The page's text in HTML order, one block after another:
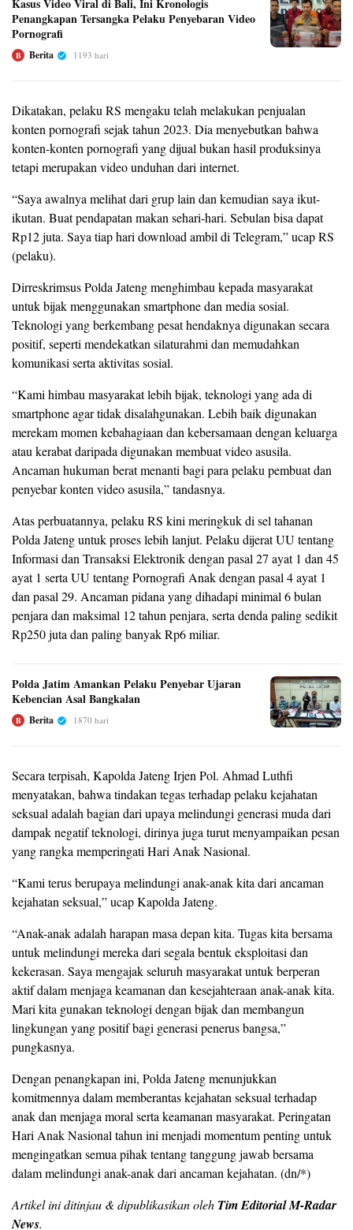
Kasus Video Viral di Bali, Ini Kronologis
Penangkapan Tersangka Pelaku Penyebaran Video
Pornografi
B Berita 1193 hari
Dikatakan, pelaku RS mengaku telah melakukan penjualan
konten pornografi sejak tahun 2023. Dia menyebutkan bahwa
konten-konten pornografi yang dijual bukan hasil produksinya
tetapi merupakan video unduhan dari internet.
“Saya awalnya melihat dari grup lain dan kemudian saya ikut-
ikutan. Buat pendapatan makan sehari-hari. Sebulan bisa dapat
Rp12 juta. Saya tiap hari download ambil di Telegram,” ucap RS
(pelaku).
Dirreskrimsus Polda Jateng menghimbau kepada masyarakat
untuk bijak menggunakan smartphone dan media sosial.
Teknologi yang berkembang pesat hendaknya digunakan secara
positif, seperti mendekatkan silaturahmi dan memudahkan
komunikasi serta aktivitas sosial.
“Kami himbau masyarakat lebih bijak, teknologi yang ada di
smartphone agar tidak disalahgunakan. Lebih baik digunakan
merekam momen kebahagiaan dan kebersamaan dengan keluarga
atau kerabat daripada digunakan membuat video asusila.
Ancaman hukuman berat menanti bagi para pelaku pembuat dan
penyebar konten video asusila,” tandasnya.
Atas perbuatannya, pelaku RS kini meringkuk di sel tahanan
Polda Jateng untuk proses lebih lanjut. Pelaku dijerat UU tentang
Informasi dan Transaksi Elektronik dengan pasal 27 ayat 1 dan 45
ayat 1 serta UU tentang Pornografi Anak dengan pasal 4 ayat 1
dan pasal 29. Ancaman pidana yang dihadapi minimal 6 bulan
penjara dan maksimal 12 tahun penjara, serta denda paling sedikit
Rp250 juta dan paling banyak Rp6 miliar.
Polda Jatim Amankan Pelaku Penyebar Ujaran
Kebencian Asal Bangkalan
B Berita 1870 hari
Secara terpisah, Kapolda Jateng Irjen Pol. Ahmad Luthfi
menyatakan, bahwa tindakan tegas terhadap pelaku kejahatan
seksual adalah bagian dari upaya melindungi generasi muda dari
dampak negatif teknologi, dirinya juga turut menyampaikan pesan
yang rangka memperingati Hari Anak Nasional.
“Kami terus berupaya melindungi anak-anak kita dari ancaman
kejahatan seksual,” ucap Kapolda Jateng.
“Anak-anak adalah harapan masa depan kita. Tugas kita bersama
untuk melindungi mereka dari segala bentuk eksploitasi dan
kekerasan. Saya mengajak seluruh masyarakat untuk berperan
aktif dalam menjaga keamanan dan kesejahteraan anak-anak kita.
Mari kita gunakan teknologi dengan bijak dan membangun
lingkungan yang positif bagi generasi penerus bangsa,”
pungkasnya.
Dengan penangkapan ini, Polda Jateng menunjukkan
komitmennya dalam memberantas kejahatan seksual terhadap
anak dan menjaga moral serta keamanan masyarakat. Peringatan
Hari Anak Nasional tahun ini menjadi momentum penting untuk
mengingatkan semua pihak tentang tanggung jawab bersama
dalam melindungi anak-anak dari ancaman kejahatan. (dn/*)
Artikel ini ditinjau & dipublikasikan oleh Tim Editorial M-Radar
News.